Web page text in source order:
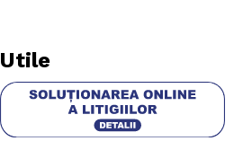
Utile